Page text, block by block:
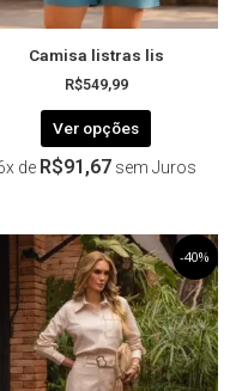
Camisa listras lis
R$549,99
Ver opções
do
produto
de R$91,67 sem Juros
-40%
O
preço
original
era:
R$619,99.
O
preço
atual
é:
R$371,99.
Este
produto
tem
várias
variantes.
As